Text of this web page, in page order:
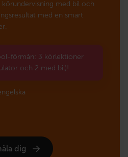
med bil och
med en smart
förmån: 3 körlektioner
och 2 med bil)!
dig